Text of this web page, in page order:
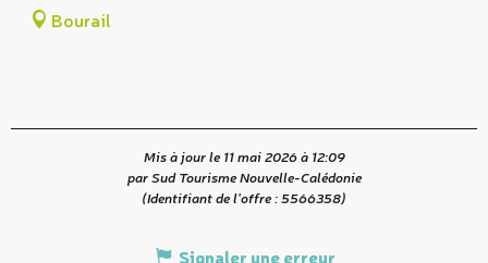
Bourail
Mis à jour le 11 mai 2026 à 12:09
par Sud Tourisme Nouvelle-Calédonie
(Identifiant de l'offre :5566358)
Signaler une erreur